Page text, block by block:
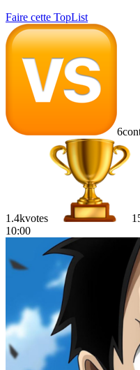
Faire cette TopList
6
1.4kvotes
10:00